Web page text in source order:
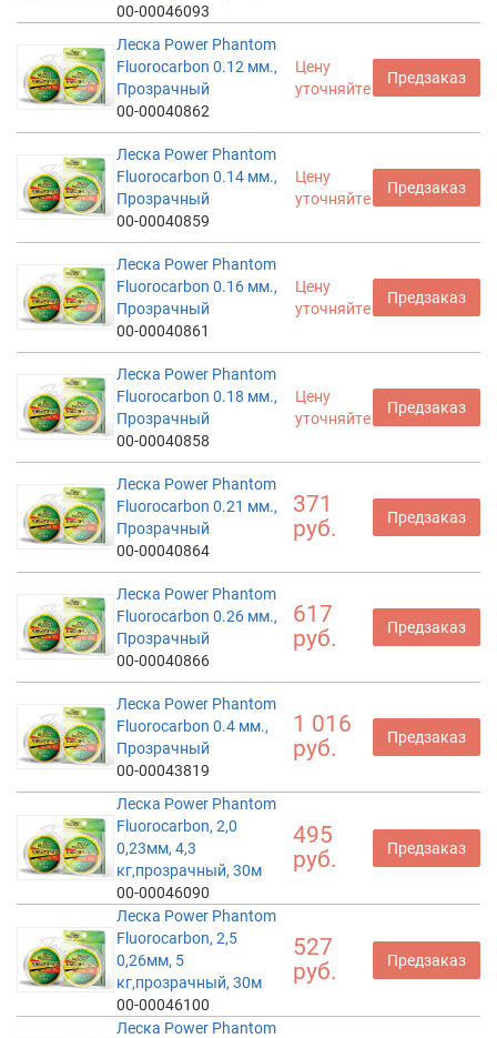
00-00046093
Леска Power Phantom
Fluorocarbon 0.12 мм.,
Прозрачный
00-00040862
Цену
уточняйте
Предзаказ
Леска Power Phantom
Fluorocarbon 0.14 мм.,
Прозрачный
00-00040859
Цену
уточняйте
Предзаказ
Леска Power Phantom
Fluorocarbon 0.16 мм.,
Прозрачный
00-00040861
Цену
уточняйте
Предзаказ
Леска Power Phantom
Fluorocarbon 0.18 мм.,
Прозрачный
00-00040858
Цену
уточняйте
Предзаказ
Леска Power Phantom
Fluorocarbon 0.21 мм.,
Прозрачный
00-00040864
371
руб.
Предзаказ
Леска Power Phantom
Fluorocarbon 0.26 мм.,
Прозрачный
00-00040866
617
руб.
Предзаказ
Леска Power Phantom
Fluorocarbon 0.4 мм.,
Прозрачный
00-00043819
1 016
руб.
Предзаказ
Леска Power Phantom
Fluorocarbon, 2,0
0,23мм, 4,3
кг,прозрачный, 30м
00-00046090
495
руб.
Предзаказ
Леска Power Phantom
Fluorocarbon, 2,5
0,26мм, 5
кг,прозрачный, 30м
00-00046100
527
руб.
Предзаказ
Леска Power Phantom